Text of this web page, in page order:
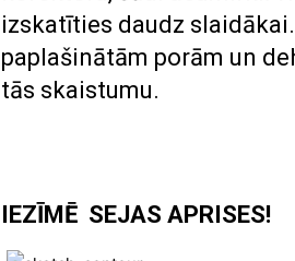
izskatīties daudz
paplašinātām porām un
tās skaistumu.
IEZĪMĒ SEJAS APRISES!